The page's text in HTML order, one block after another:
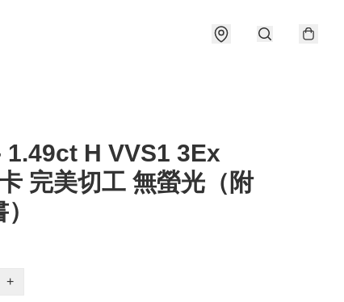
1.49ct H VVS1 3Ex
完美切工 無螢光（附
+